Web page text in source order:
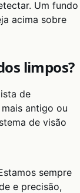
Um fundo
acima sobre
limpos?
de
antigo ou
de visão
sempre
e precisão,